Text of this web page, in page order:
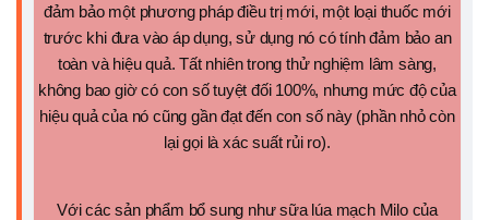
đảm bảo một phương pháp điều trị mới, một loại thuốc mới
trước khi đưa vào áp dụng, sử dụng nó có tính đảm bảo an
toàn và hiệu quả. Tất nhiên trong thử nghiệm lâm sàng,
không bao giờ có con số tuyệt đối 100%, nhưng mức độ của
hiệu quả của nó cũng gần đạt đến con số này (phần nhỏ còn
lại gọi là xác suất rủi ro).
Với các sản phẩm bổ sung như sữa lúa mạch Milo của